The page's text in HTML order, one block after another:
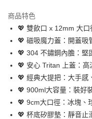
全盈+PAY
大哥付你分期
相關說明
【大哥付你分期使用說明】
1.本服務由台灣大哥大提供，
2.付款方式選擇「大哥付你分
流程，驗證手機門號後，選擇
3.實際核准額度、可分期數及
4.訂單成立30分鐘內，如未前
ATM付款
運送方式
宅配【父親節大回饋】限
商品特色
💖 雙飲口 x 12mm 大口
💖 磁吸魔力蓋：開蓋吸
💖 304 不鏽鋼內膽：堅
💖 安心 Tritan 上蓋：高
💖 經典大提把：大手感
💖 900ml大容量：裝好
💖 9cm大口徑：冰塊、
💖 杯底矽膠墊：靜音止